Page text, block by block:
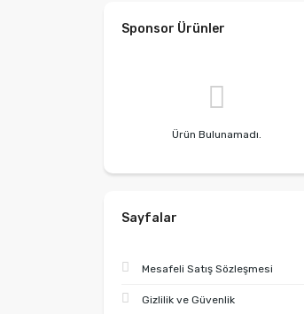
Sponsor Ürünler
Ürün Bulunamadı.
Sayfalar
Mesafeli Satış Sözleşmesi
Gizlilik ve Güvenlik